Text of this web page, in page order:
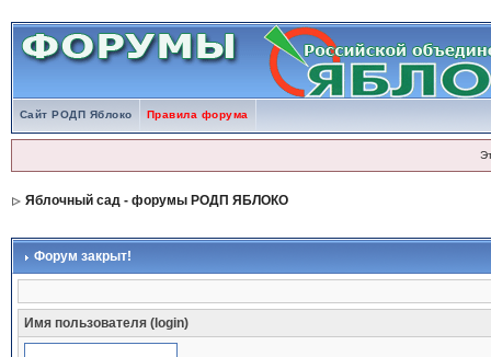
Сайт РОДП Яблоко Правила форума
Яблочный сад - форумы РОДП ЯБЛОКО
Форум закрыт!
Имя пользователя (login)